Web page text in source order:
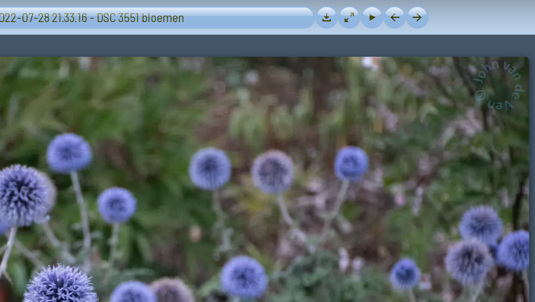
Bloemen en planten
07-28 21.33.16 - DSC 3551 bloemen